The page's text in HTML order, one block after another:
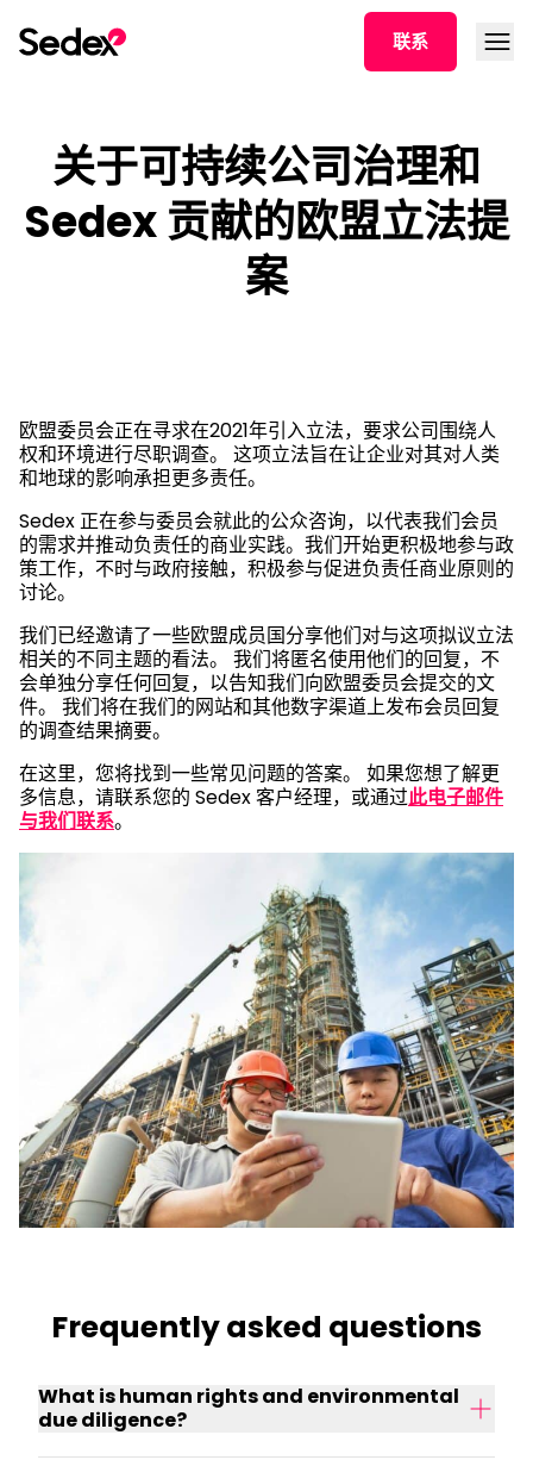
联系 打开
关于可持续公司治理和
Sedex 贡献的欧盟立法提
案
欧盟委员会正在寻求在2021年引入立法，要求公司围绕人
权和环境进行尽职调查。 这项立法旨在让企业对其对人类
和地球的影响承担更多责任。
Sedex 正在参与委员会就此的公众咨询，以代表我们会员
的需求并推动负责任的商业实践。我们开始更积极地参与政
策工作，不时与政府接触，积极参与促进负责任商业原则的
讨论。
我们已经邀请了一些欧盟成员国分享他们对与这项拟议立法
相关的不同主题的看法。 我们将匿名使用他们的回复，不
会单独分享任何回复，以告知我们向欧盟委员会提交的文
件。 我们将在我们的网站和其他数字渠道上发布会员回复
的调查结果摘要。
在这里，您将找到一些常见问题的答案。 如果您想了解更
多信息，请联系您的 Sedex 客户经理，或通过此电子邮件
与我们联系。
Frequently asked questions
What is human rights and environmental
due diligence?